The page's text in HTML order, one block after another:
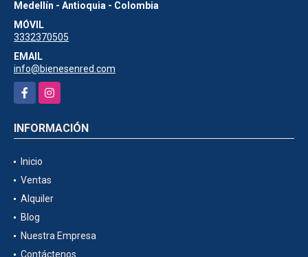
UBICACIÓN
Medellín - Antioquia - Colombia
MÓVIL
3332370505
EMAIL
info@bienesenred.com
FacebookInstagram
Inicio
Ventas
Alquiler
Blog
Nuestra Empresa